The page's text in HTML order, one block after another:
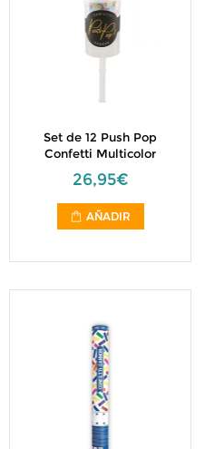
Set de 12 Push Pop
Confetti Multicolor
26,95€
AÑADIR